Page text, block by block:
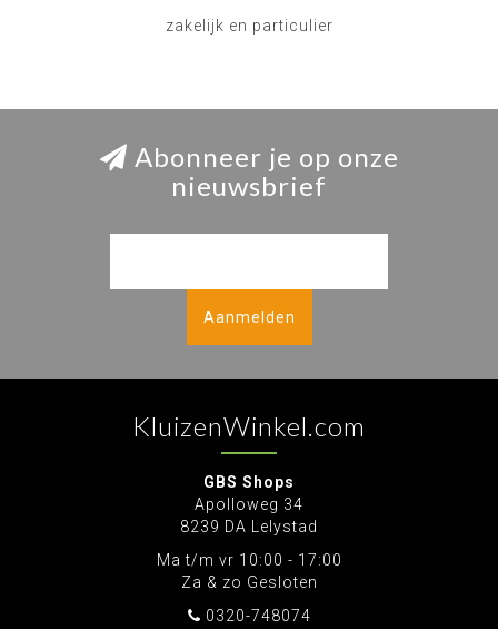
zakelijk en particulier
Abonneer je op onze
nieuwsbrief
Aanmelden
KluizenWinkel.com
GBS Shops
Apolloweg 34
8239 DA Lelystad
Ma t/m vr 10:00 - 17:00
Za & zo Gesloten
0320-748074